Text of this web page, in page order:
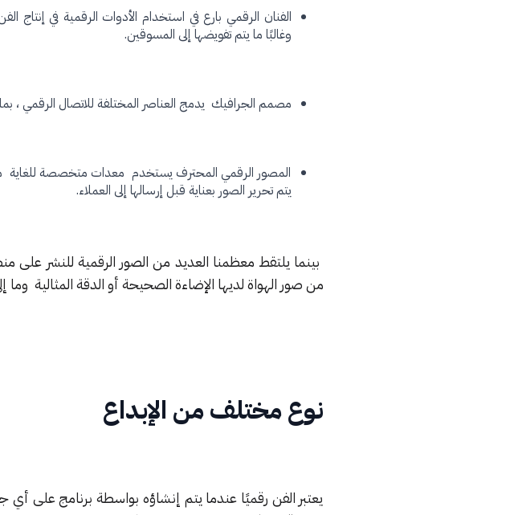
الفنان الرقمي بارع في استخدام الأدوات الرقمية في إنتاج
وغالبًا ما يتم تفويضها إلى المسوقين.
مصمم الجرافيك يدمج العناصر المختلفة للاتصال الرقمي ،
المصور الرقمي المحترف يستخدم معدات متخصصة للغاية مثل
يتم تحرير الصور بعناية قبل إرسالها إلى العملاء.
بينما يلتقط معظمنا العديد من الصور الرقمية للنشر على
من صور الهواة لديها الإضاءة الصحيحة أو الدقة المثالية وما
نوع مختلف من الإبداع
يعتبر الفن رقميًا عندما يتم إنشاؤه بواسطة برنامج على أي